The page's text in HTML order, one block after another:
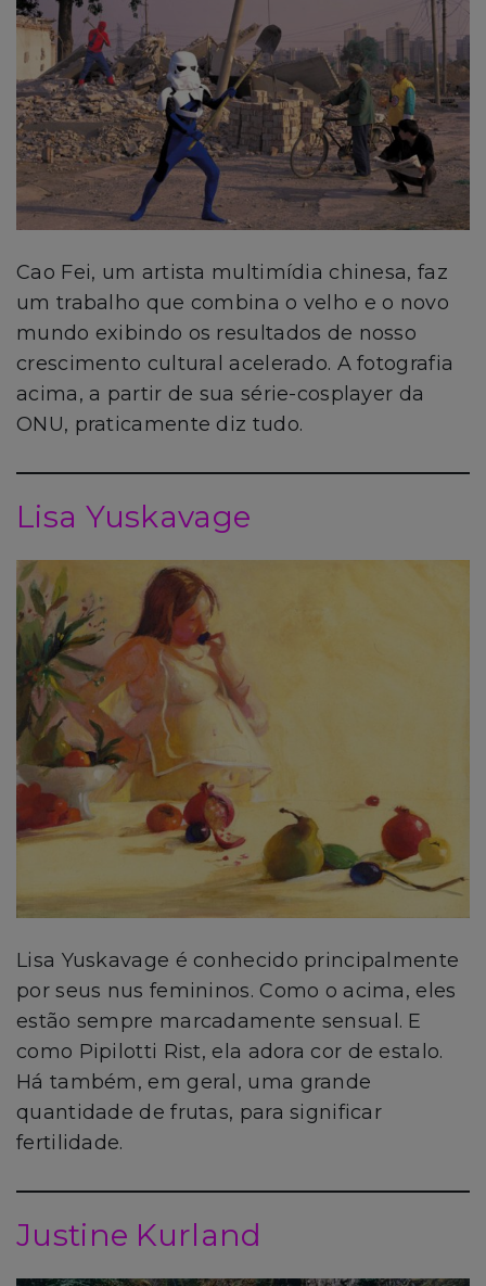
Cao Fei, um artista multimídia chinesa, faz
um trabalho que combina o velho e o novo
mundo exibindo os resultados de nosso
crescimento cultural acelerado. A fotografia
acima, a partir de sua série-cosplayer da
ONU, praticamente diz tudo.
Lisa Yuskavage
Lisa Yuskavage é conhecido principalmente
por seus nus femininos. Como o acima, eles
estão sempre marcadamente sensual. E
como Pipilotti Rist, ela adora cor de estalo.
Há também, em geral, uma grande
quantidade de frutas, para significar
fertilidade.
Justine Kurland